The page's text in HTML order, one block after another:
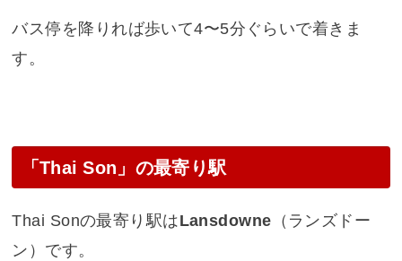
バス停を降りれば歩いて4〜5分ぐらいで着きま
す。
「Thai Son」の最寄り駅
Thai Sonの最寄り駅はLansdowne （ランズドー
ン）です。